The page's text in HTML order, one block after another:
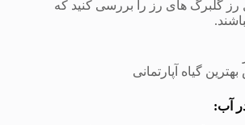
رز گلبرگ های رز را بررسی کنید که
گیاه آپارتمانی
آب: